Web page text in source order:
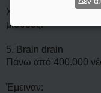
Χώρες με ισχυρή
μισθούς.
5. Brain drain
Πάνω από 400.000
Έμειναν: